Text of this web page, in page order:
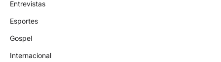
Entrevistas
Esportes
Gospel
Internacional